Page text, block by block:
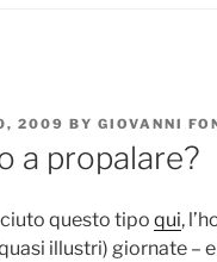
2009 BY GIOVANNI
a propalare?
questo tipo qui,
illustri) giornate –